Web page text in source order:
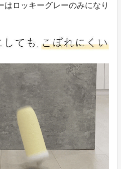
ロッキーグレーのみになり